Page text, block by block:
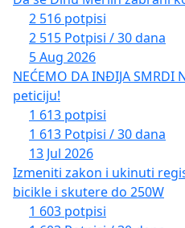
2 516 potpisi
2 515 Potpisi / 30 dana
5 Aug 2026
NEĆEMO DA INĐIJA SMRDI
peticiju!
1 613 potpisi
1 613 Potpisi / 30 dana
13 Jul 2026
Izmeniti zakon i ukinuti
bicikle i skutere do 250W
1 603 potpisi